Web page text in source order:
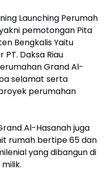
Launching Perumah
pemotongan Pita
Bengkalis Yaitu
Daksa Riau
Grand Al-
selamat serta
perumahan
Al-Hasanah juga
rumah bertipe 65 dan
yang dibangun di